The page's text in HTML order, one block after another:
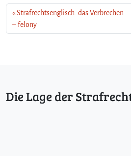
Strafrechtsenglisch: das Verbrechen
– felony
Die Lage der